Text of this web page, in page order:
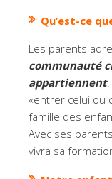
Qu’est-ce
Les parents
communauté
appartiennent
«entrer celui ou
famille des
Avec ses
vivra sa